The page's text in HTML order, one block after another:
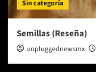
Sin categoría
Semillas (Reseña)
unpluggednewsmx